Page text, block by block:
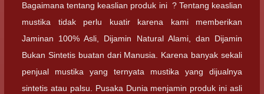
Bagaimana tentang keaslian produk ini ? Tentang keaslian
mustika tidak perlu kuatir karena kami memberikan
Jaminan 100% Asli, Dijamin Natural Alami, dan Dijamin
Bukan Sintetis buatan dari Manusia. Karena banyak sekali
penjual mustika yang ternyata mustika yang dijualnya
sintetis atau palsu. Pusaka Dunia menjamin produk ini asli